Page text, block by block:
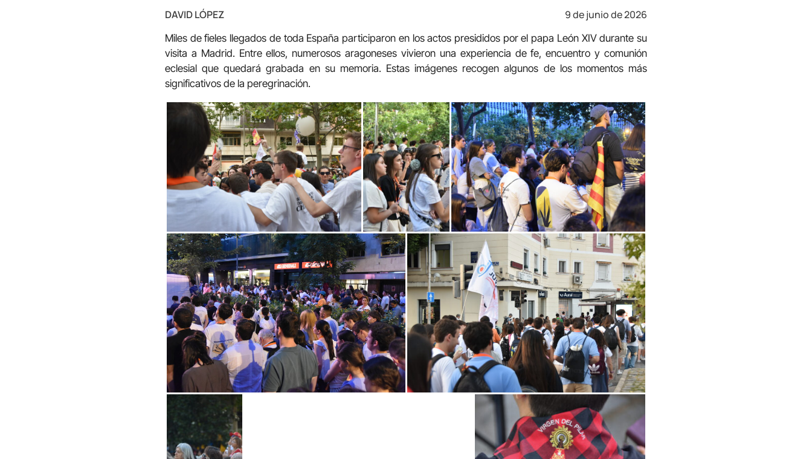
DAVID LÓPEZ 9 de junio de 2026
Miles de fieles llegados de toda España participaron en los actos presididos por el papa León XIV durante su
visita a Madrid. Entre ellos, numerosos aragoneses vivieron una experiencia de fe, encuentro y comunión
eclesial que quedará grabada en su memoria. Estas imágenes recogen algunos de los momentos más
significativos de la peregrinación.